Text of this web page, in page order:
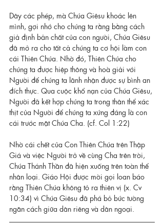
Dây các phép, mà Chúa Giêsu khoác lên
mình, gợi nhớ cho chúng ta rằng bằng cách
giả định bản chất của con người, Chúa Giêsu
đã mở ra cho tất cả chúng ta cơ hội làm con
cái Thiên Chúa. Nhờ đó, Thiên Chúa cho
chúng ta được hiệp thông và hoà giải với
Người để chúng ta lãnh nhận được sự bình an
đích thực. Qua cuộc khổ nạn của Chúa Giêsu,
Người đã kết hợp chúng ta trong thân thể xác
thịt của Người để chúng ta xứng đáng là con
cái trước mặt Chúa Cha. (cf. Col 1:22)
Nhờ cái chết của Con Thiên Chúa trên Thập
Giá và việc Người trở về cùng Cha trên trời,
Chúa Thánh Thần đã hiện xuống trên toàn thể
nhân loại. Giáo Hội được mời gọi loan báo
rằng Thiên Chúa không tỏ ra thiên vị (x. Cv
10:34) vì Chúa Giêsu đã phá bỏ bức tường
ngăn cách giữa dân riêng và dân ngoại.